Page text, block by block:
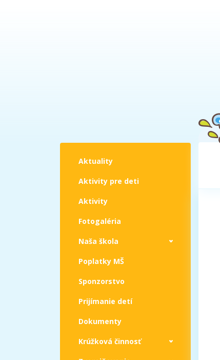
Aktuality
Aktivity pre deti
Aktivity
Fotogaléria
Naša škola
Poplatky MŠ
Sponzorstvo
Prijímanie detí
Dokumenty
Krúžková činnosť